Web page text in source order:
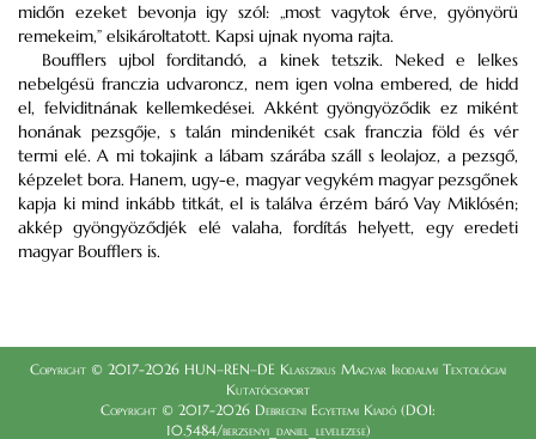
midőn ezeket bevonja igy szól: „most vagytok érve, gyönyörü
remekeim,” elsikároltatott. Kapsi ujnak nyoma rajta.
Boufflers ujbol forditandó, a kinek tetszik. Neked e lelkes
nebelgésü franczia udvaroncz, nem igen volna embered, de hidd
el, felviditnának kellemkedései. Akként gyöngyöződik ez miként
honának pezsgője, s talán mindenikét csak franczia föld és vér
termi elé. A mi tokajink a lábam szárába száll s leolajoz, a pezsgő,
képzelet bora. Hanem, ugy-e, magyar vegykém magyar pezsgőnek
kapja ki mind inkább titkát, el is találva érzém báró Vay Miklósén;
akkép gyöngyöződjék elé valaha, fordítás helyett, egy eredeti
magyar Boufflers is.
Copyright © 2017-2026 HUN–REN–DE Klasszikus Magyar Irodalmi Textológiai
Kutatócsoport
Copyright © 2017-2026 Debreceni Egyetemi Kiadó (DOI:
10.5484/berzsenyi_daniel_levelezese)